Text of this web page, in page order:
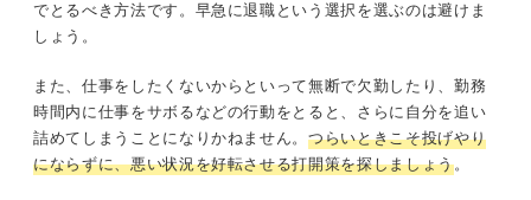
でとるべき方法です。早急に退職という選択を選ぶのは避けま
しょう。
また、仕事をしたくないからといって無断で欠勤したり、勤務
時間内に仕事をサボるなどの行動をとると、さらに自分を追い
詰めてしまうことになりかねません。つらいときこそ投げやり
にならずに、悪い状況を好転させる打開策を探しましょう。